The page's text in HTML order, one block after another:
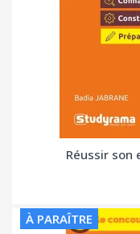
Réussir son
À PARAÎTRE